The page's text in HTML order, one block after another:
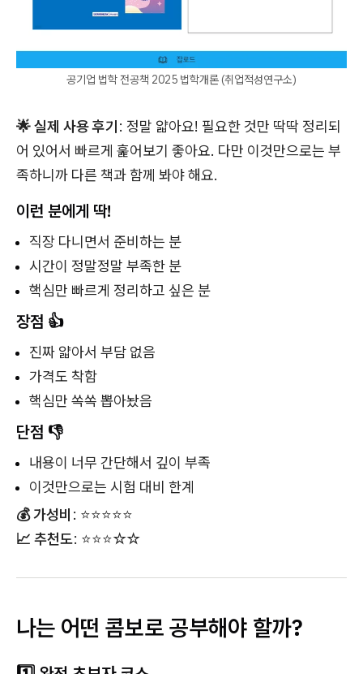
공기업 법학 전공책 2025 법학개론 (취업적성연구소)
🌟 실제 사용 후기: 정말 얇아요! 필요한 것만 딱딱 정리되
어 있어서 빠르게 훑어보기 좋아요. 다만 이것만으로는 부
족하니까 다른 책과 함께 봐야 해요.
이런 분에게 딱!
직장 다니면서 준비하는 분
시간이 정말정말 부족한 분
핵심만 빠르게 정리하고 싶은 분
장점 👍
진짜 얇아서 부담 없음
가격도 착함
핵심만 쏙쏙 뽑아놨음
단점 👎
내용이 너무 간단해서 깊이 부족
이것만으로는 시험 대비 한계
💰 가성비 : ⭐⭐⭐⭐⭐
📈 추천도: ⭐⭐⭐☆☆
나는 어떤 콤보로 공부해야 할까?